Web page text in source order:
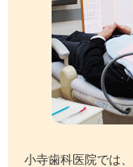
小寺歯科医院では